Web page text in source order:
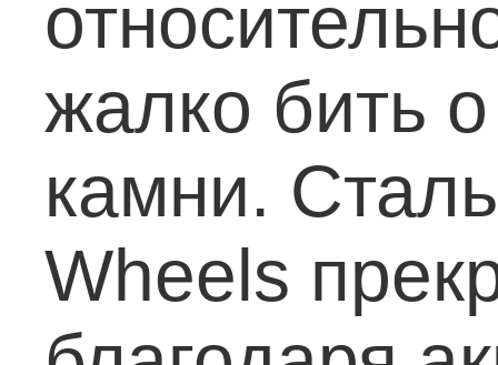
жалко бить
камни.
Wheels